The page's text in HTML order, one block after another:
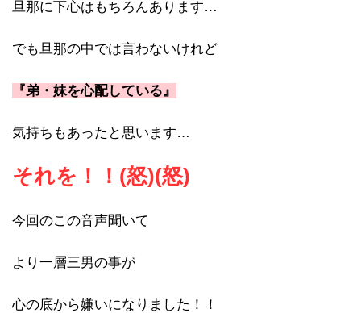
旦那に下心はもちろんあります…
でも旦那の中では言わないけれど
『弟・妹を心配している』
気持ちもあったと思います…
それを！！(怒)(怒)
今回のこの音声聞いて
より一層三男の事が
心の底から嫌いになりました！！